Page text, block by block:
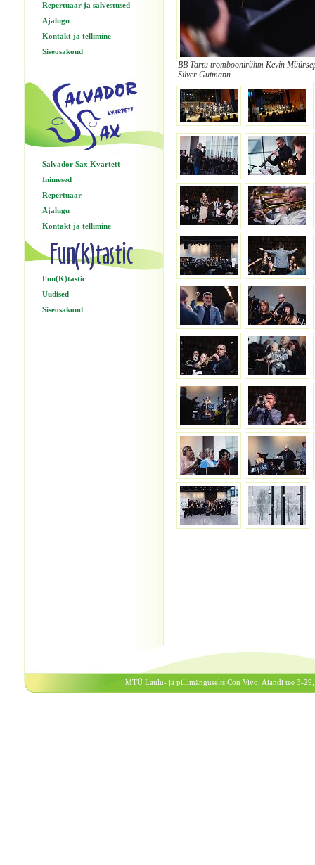
Repertuaar ja salvestused
Ajalugu
Kontakt ja tellimine
Siseosakond
Salvador Sax Kvartett
Inimesed
Repertuaar
Ajalugu
Kontakt ja tellimine
Fun(K)tastic
Uudised
Siseosakond
BB Tartu tromboonirühm Kevin
Silver Gutmann
MTÜ Laulu- ja pillimänguselts Con Vivo, Aiandi tee 3-